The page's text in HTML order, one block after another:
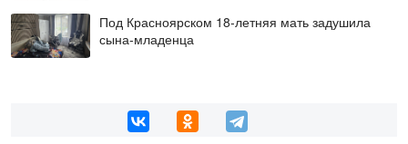
Под Красноярском 18-летняя мать задушила
сына-младенца